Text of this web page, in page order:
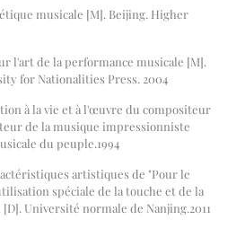
musicale [M]. Beijing. Higher
l'art de la performance musicale [M].
for Nationalities Press. 2004
à la vie et à l'œuvre du compositeur
de la musique impressionniste
du peuple.1994
artistiques de "Pour le
spéciale de la touche et de la
Université normale de Nanjing.2011